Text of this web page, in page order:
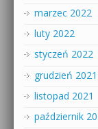
marzec 2022
luty 2022
styczeń 2022
grudzień 2021
listopad 2021
październik